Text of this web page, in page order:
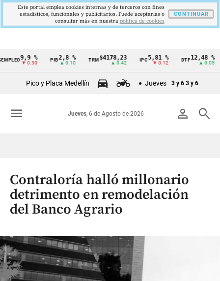
Cintillo
Colombia
9,9 %
▼ 0.30
PIB 2,8 %
▲ 0.10
TRM $4178,23
▲ 0.42
IPC 5,81 %
▼ 0.12
DTF 12,48 %
▲ 0.05
Pico y Placa Medellín Jueves 3 y 6 3 y 6
person search
Jueves, 6 de Agosto de 2026
menu
Contraloría halló millonario
detrimento en remodelación
del Banco Agrario
Este portal emplea cookies internas y de terceros con fines
estadísticos, funcionales y publicitarios. Puede aceptarlas o
consultar más en nuestra politica de cookies
CONTINUAR